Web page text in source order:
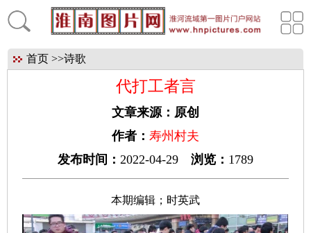
首页>>诗歌
代打工者言
文章来源： 原创
作者： 寿州村夫
发布时间： 2022-04-29 浏览： 1789
本期编辑；时英武